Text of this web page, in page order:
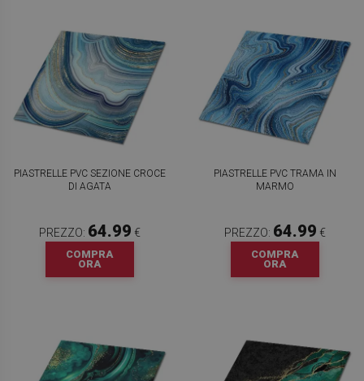
PIASTRELLE PVC SEZIONE CROCE
DI AGATA
PREZZO: 64.99 €
COMPRA
ORA
PIASTRELLE PVC TRAMA IN
MARMO
PREZZO: 64.99 €
COMPRA
ORA